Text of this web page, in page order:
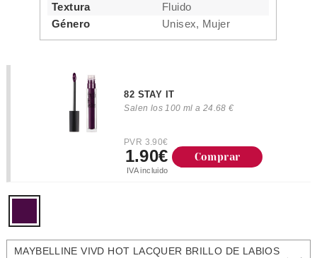
Textura
Fluido
Género
Unisex, Mujer
82 STAY IT
Salen los 100 ml a 24.68 €
PVR 3.90€
1.90€
IVA incluido
Comprar
MAYBELLINE VIVD HOT LACQUER BRILLO DE LABIOS